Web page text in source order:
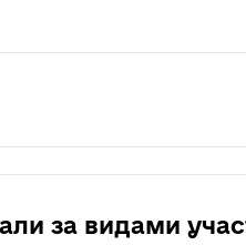
за видами